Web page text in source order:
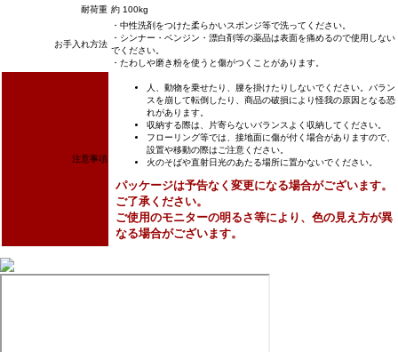
耐荷重 約 100kg
お手入れ方法
・中性洗剤をつけた柔らかいスポンジ等で洗ってください。
・シンナー・ベンジン・漂白剤等の薬品は表面を痛めるので使用しない
でください。
・たわしや磨き粉を使うと傷がつくことがあります。
注意事項
人、動物を乗せたり、腰を掛けたりしないでください。バラン
スを崩して転倒したり、商品の破損により怪我の原因となる恐
れがあります。
収納する際は、片寄らないバランスよく収納してください。
フローリング等では、接地面に傷が付く場合がありますので、
設置や移動の際はご注意ください。
火のそばや直射日光のあたる場所に置かないでください。
パッケージは予告なく変更になる場合がございます。
ご了承ください。
ご使用のモニターの明るさ等により、色の見え方が異
なる場合がございます。